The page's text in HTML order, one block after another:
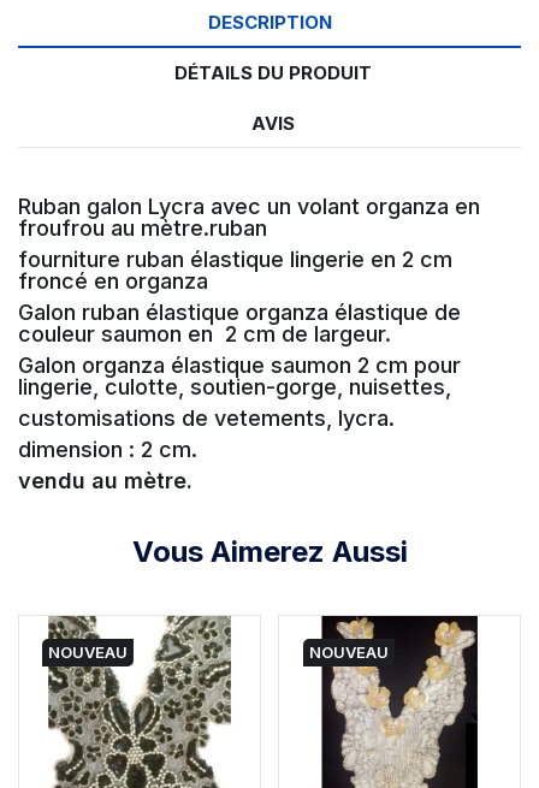
DESCRIPTION
DÉTAILS DU PRODUIT
AVIS
Ruban galon Lycra avec un volant organza en
froufrou au mètre.ruban
fourniture ruban élastique lingerie en 2 cm
froncé en organza
Galon ruban élastique organza élastique de
couleur saumon en 2 cm de largeur.
Galon organza élastique saumon 2 cm pour
lingerie, culotte, soutien-gorge, nuisettes,
customisations de vetements, lycra.
dimension : 2 cm.
vendu au mètre.
Vous Aimerez Aussi
NOUVEAU NOUVEAU